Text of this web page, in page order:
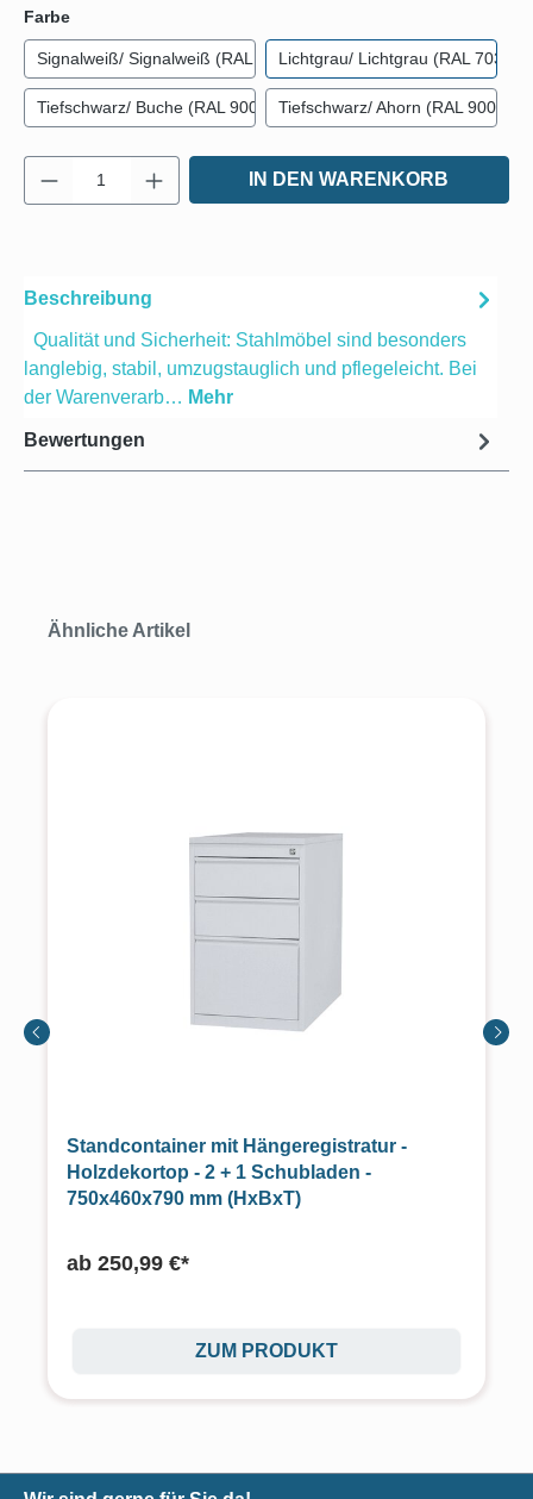
Farbeauswählen
Signalweiß/ Signalweiß (RAL 9003)Lichtgrau/ Lichtgrau (RAL 7035)
Tiefschwarz/ Buche (RAL 9005) Tiefschwarz/ Ahorn (RAL 9005)
Produkt Anzahl: Gib den gewünschten
IN DEN WARENKORB
Beschreibung
Qualität und Sicherheit: Stahlmöbel sind besonders
langlebig, stabil, umzugstauglich und pflegeleicht. Bei
der Warenverarb… Mehr
Bewertungen
Produktgalerie überspringen
Ähnliche Artikel
Standcontainer mit Hängeregistratur -
Holzdekortop - 2 + 1 Schubladen -
750x460x790 mm (HxBxT)
ab 250,99 €*
ZUM PRODUKT